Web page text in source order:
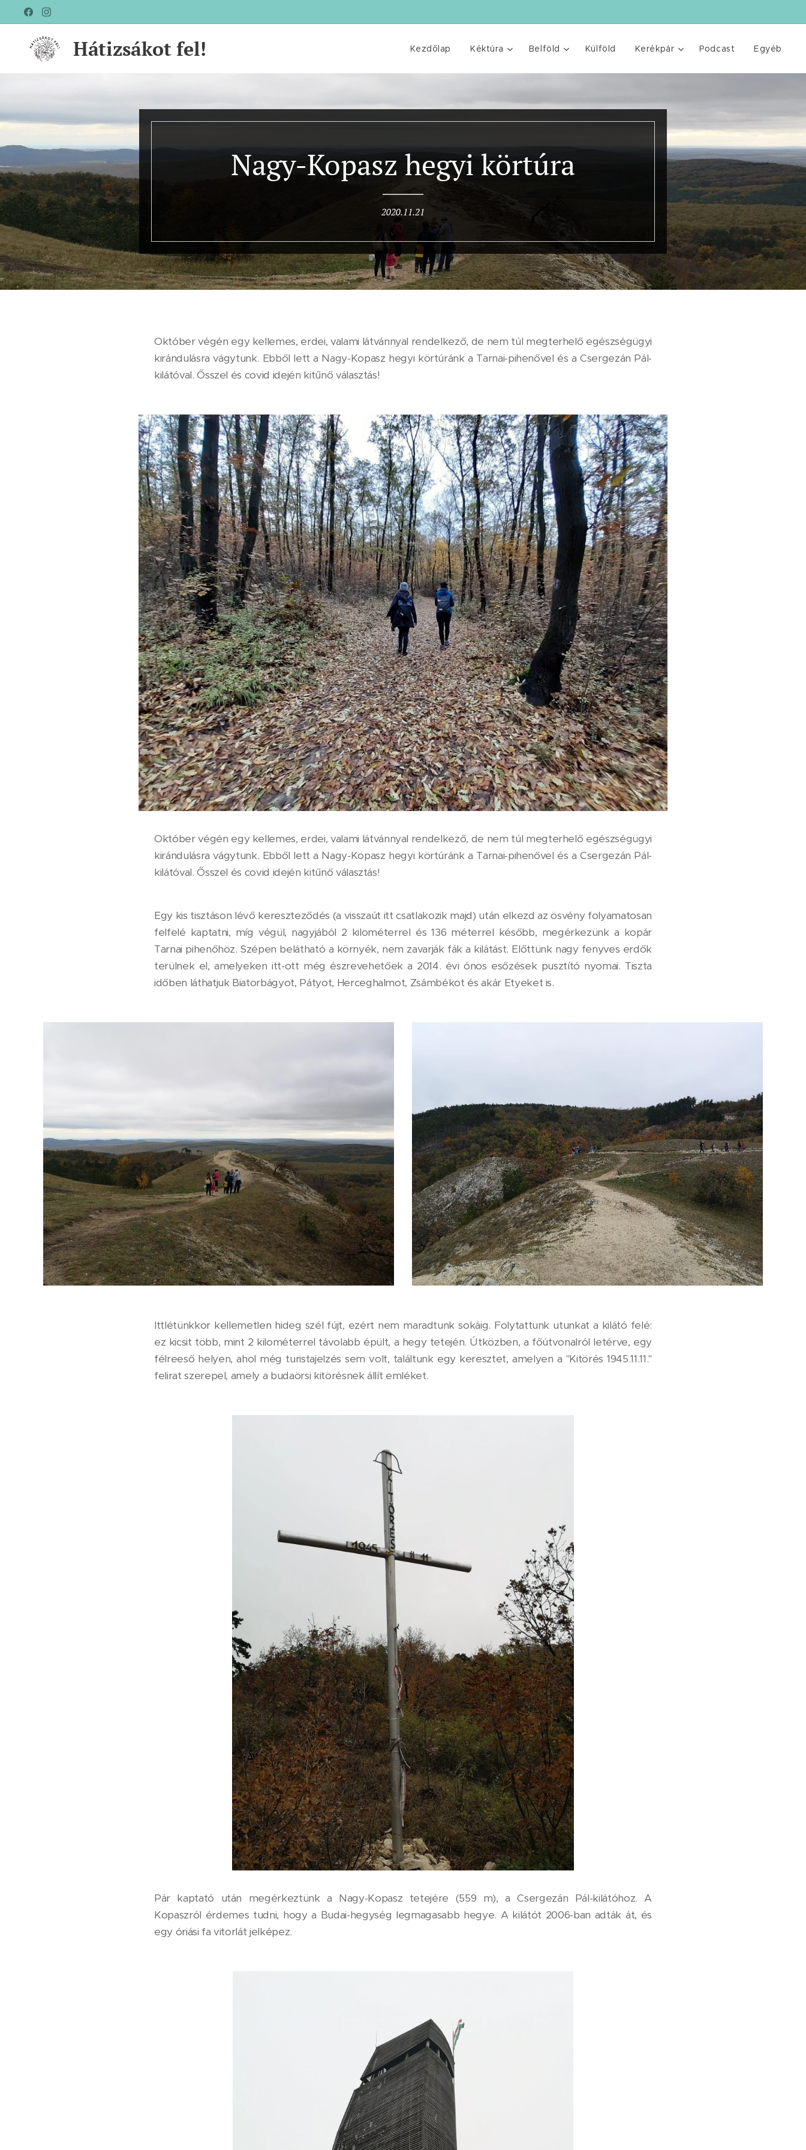
Hátizsákot fel! Kezdőlap Kéktúra Belföld Külföld Kerékpár Podcast Egyéb
Nagy-Kopasz hegyi körtúra
2020.11.21
Október végén egy kellemes, erdei, valami látvánnyal rendelkező, de nem túl megterhelő egészségügyi
kirándulásra vágytunk. Ebből lett a Nagy-Kopasz hegyi körtúránk a Tarnai-pihenővel és a Csergezán Pál-
kilátóval. Ősszel és covid idején kitűnő választás!
Október végén egy kellemes, erdei, valami látvánnyal rendelkező, de nem túl megterhelő egészségügyi
kirándulásra vágytunk. Ebből lett a Nagy-Kopasz hegyi körtúránk a Tarnai-pihenővel és a Csergezán Pál-
kilátóval. Ősszel és covid idején kitűnő választás!
Egy kis tisztáson lévő kereszteződés (a visszaút itt csatlakozik majd) után elkezd az ösvény folyamatosan
felfelé kaptatni, míg végül, nagyjából 2 kilométerrel és 136 méterrel később, megérkezünk a kopár
Tarnai pihenőhöz. Szépen belátható a környék, nem zavarják fák a kilátást. Előttünk nagy fenyves erdők
terülnek el, amelyeken itt-ott még észrevehetőek a 2014. évi ónos esőzések pusztító nyomai. Tiszta
időben láthatjuk Biatorbágyot, Pátyot, Herceghalmot, Zsámbékot és akár Etyeket is.
Ittlétünkkor kellemetlen hideg szél fújt, ezért nem maradtunk sokáig. Folytattunk utunkat a kilátó felé:
ez kicsit több, mint 2 kilométerrel távolabb épült, a hegy tetején. Útközben, a főútvonalról letérve, egy
félreeső helyen, ahol még turistajelzés sem volt, találtunk egy keresztet, amelyen a "Kitörés 1945.11.11."
felirat szerepel, amely a budaörsi kitörésnek állít emléket.
Pár kaptató után megérkeztünk a Nagy-Kopasz tetejére (559 m), a Csergezán Pál-kilátóhoz. A
Kopaszról érdemes tudni, hogy a Budai-hegység legmagasabb hegye. A kilátót 2006-ban adták át, és
egy óriási fa vitorlát jelképez.